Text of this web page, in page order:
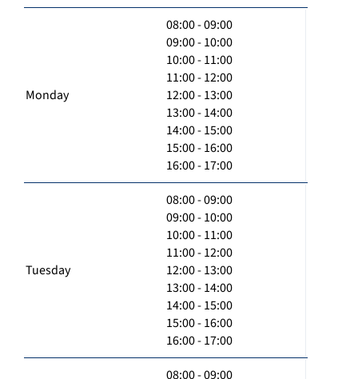
Monday
08:00 - 09:00
09:00 - 10:00
10:00 - 11:00
11:00 - 12:00
12:00 - 13:00
13:00 - 14:00
14:00 - 15:00
15:00 - 16:00
16:00 - 17:00
Tuesday
08:00 - 09:00
09:00 - 10:00
10:00 - 11:00
11:00 - 12:00
12:00 - 13:00
13:00 - 14:00
14:00 - 15:00
15:00 - 16:00
16:00 - 17:00
08:00 - 09:00